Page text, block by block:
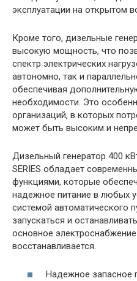
эксплуатации на открытом
Кроме того, дизельные
высокую мощность, что
спектр электрических
автономно, так и
обеспечивая
необходимости. Это
организаций, в которых
может быть высоким и
Дизельный генератор 400
SERIES обладает
функциями, которые
надежное питание в любых
системой автоматического
запускаться и
основное
восстанавливается.
Надежное запасное